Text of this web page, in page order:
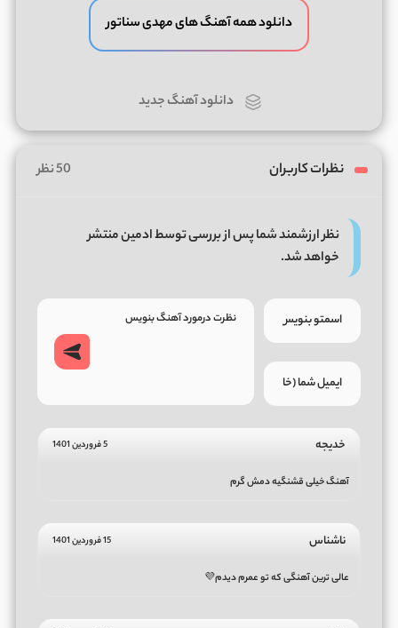
دانلود همه آهنگ های مهدی سناتور
دانلود آهنگ جدید
نظرات کاربران 50 نظر
نظر ارزشمند شما پس از بررسی توسط ادمین منتشر
خواهد شد.
خدیجه 5 فروردین 1401
آهنگ خیلی قشنگیه دمش گرم
ناشناس 15 فروردین 1401
عالی ترین آهنگی که تو عمرم دیدم💜